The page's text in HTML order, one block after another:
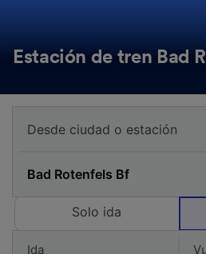
Estación de tren Bad
Solo ida
Ida